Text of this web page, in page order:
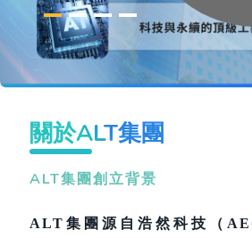
關於ALT集團
ALT集團創立背景
ALT集團源自浩然科技（